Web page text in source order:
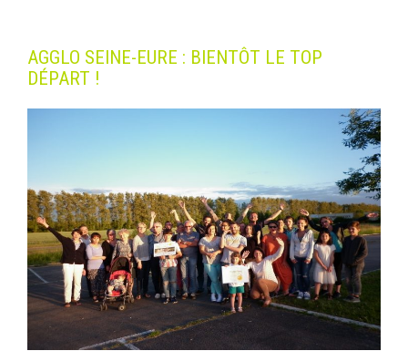
AGGLO SEINE-EURE : BIENTÔT LE TOP
DÉPART !